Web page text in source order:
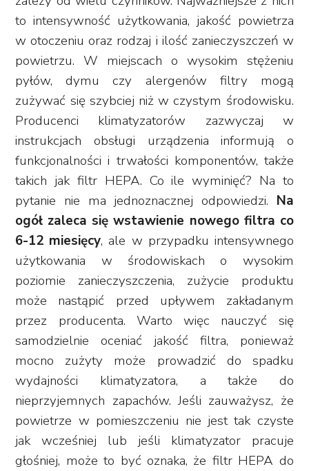
to intensywność użytkowania, jakość powietrza
w otoczeniu oraz rodzaj i ilość zanieczyszczeń w
powietrzu. W miejscach o wysokim stężeniu
pyłów, dymu czy alergenów filtry mogą
zużywać się szybciej niż w czystym środowisku.
Producenci klimatyzatorów zazwyczaj w
instrukcjach obsługi urządzenia informują o
funkcjonalności i trwałości komponentów, także
takich jak filtr HEPA. Co ile wyminięć? Na to
pytanie nie ma jednoznacznej odpowiedzi. Na
ogół zaleca się wstawienie nowego filtra co
6-12 miesięcy, ale w przypadku intensywnego
użytkowania w środowiskach o wysokim
poziomie zanieczyszczenia, zużycie produktu
może nastąpić przed upływem zakładanym
przez producenta. Warto więc nauczyć się
samodzielnie oceniać jakość filtra, ponieważ
mocno zużyty może prowadzić do spadku
wydajności klimatyzatora, a także do
nieprzyjemnych zapachów. Jeśli zauważysz, że
powietrze w pomieszczeniu nie jest tak czyste
jak wcześniej lub jeśli klimatyzator pracuje
głośniej, może to być oznaka, że filtr HEPA do